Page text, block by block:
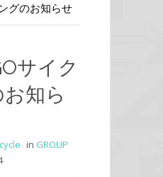
グのお知らせ
サイク
知ら
in GROUP